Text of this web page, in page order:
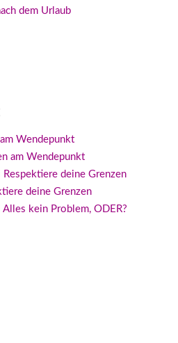
dem Urlaub
Wendepunkt
am Wendepunkt
Respektiere deine Grenzen
deine Grenzen
Alles kein Problem, ODER?